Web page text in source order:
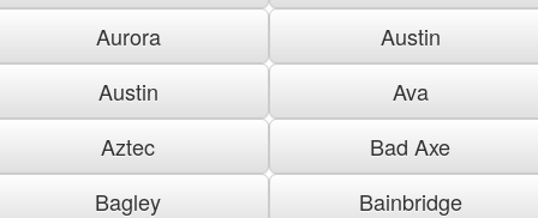
Aurora
Austin
Austin
Ava
Aztec
Bad Axe
Bagley
Bainbridge